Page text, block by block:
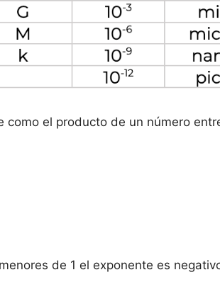
como el producto de un número
de 1 el exponente es